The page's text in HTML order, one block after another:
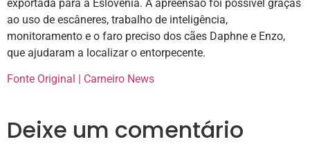
exportada para a Eslovênia. A apreensão foi possível graças
ao uso de escâneres, trabalho de inteligência,
monitoramento e o faro preciso dos cães Daphne e Enzo,
que ajudaram a localizar o entorpecente.
Fonte Original | Carneiro News
Deixe um comentário